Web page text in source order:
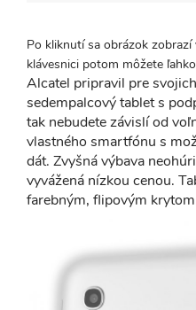
Po kliknutí sa obrázok
klávesnici potom môžete
Alcatel pripravil pre
sedempalcový tablet s
tak nebudete závislí od
vlastného smartfónu s
dát. Zvyšná výbava
vyvážená nízkou cenou.
farebným, flipovým